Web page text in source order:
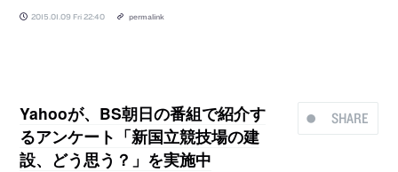
2015.01.09 Fri 22:40 permalink
SHARE
Yahooが、BS朝日の番組で紹介す
るアンケート「新国立競技場の建
設、どう思う？」を実施中